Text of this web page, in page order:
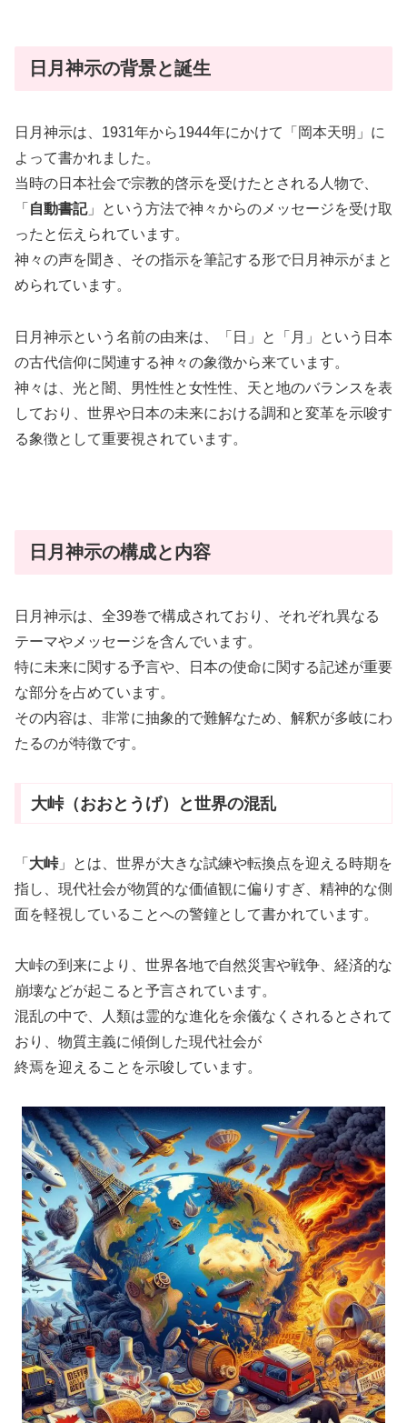
日月神示の背景と誕生
日月神示は、1931年から1944年にかけて「岡本天明」に
よって書かれました。
当時の日本社会で宗教的啓示を受けたとされる人物で、
「 自動書記」という方法で神々からのメッセージを受け取
ったと伝えられています。
神々の声を聞き、その指示を筆記する形で日月神示がまと
められています。
日月神示という名前の由来は、「日」と「月」という日本
の古代信仰に関連する神々の象徴から来ています。
神々は、光と闇、男性性と女性性、天と地のバランスを表
しており、世界や日本の未来における調和と変革を示唆す
る象徴として重要視されています。
日月神示の構成と内容
日月神示は、全39巻で構成されており、それぞれ異なる
テーマやメッセージを含んでいます。
特に未来に関する予言や、日本の使命に関する記述が重要
な部分を占めています。
その内容は、非常に抽象的で難解なため、解釈が多岐にわ
たるのが特徴です。
大峠（おおとうげ）と世界の混乱
「 大峠」とは、世界が大きな試練や転換点を迎える時期を
指し、現代社会が物質的な価値観に偏りすぎ、精神的な側
面を軽視していることへの警鐘として書かれています。
大峠の到来により、世界各地で自然災害や戦争、経済的な
崩壊などが起こると予言されています。
混乱の中で、人類は霊的な進化を余儀なくされるとされて
おり、物質主義に傾倒した現代社会が
終焉を迎えることを示唆しています。